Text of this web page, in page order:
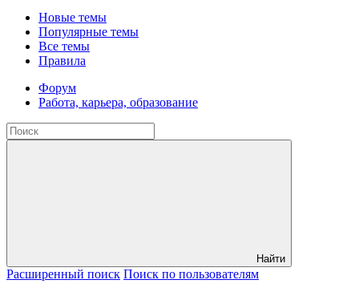
Новые темы
Популярные темы
Все темы
Правила
Форум
Работа, карьера, образование
Найти
Расширенный поиск Поиск по пользователям